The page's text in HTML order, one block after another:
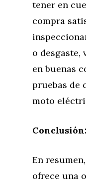
tener en
compra
o
en buenas
pruebas de
moto
En
ofrece una